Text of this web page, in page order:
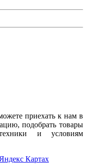
приехать к нам в
подобрать товары
и условиям
Картах